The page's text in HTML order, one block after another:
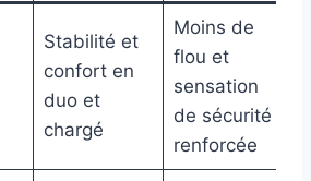
Stabilité et
confort en
duo et
chargé
Moins de
flou et
sensation
de sécurité
renforcée